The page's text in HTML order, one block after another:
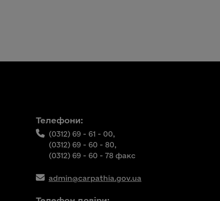
Телефони:
(0312) 69 - 61 - 00,
(0312) 69 - 60 - 80,
(0312) 69 - 60 - 78 факс
admin@carpathia.gov.ua